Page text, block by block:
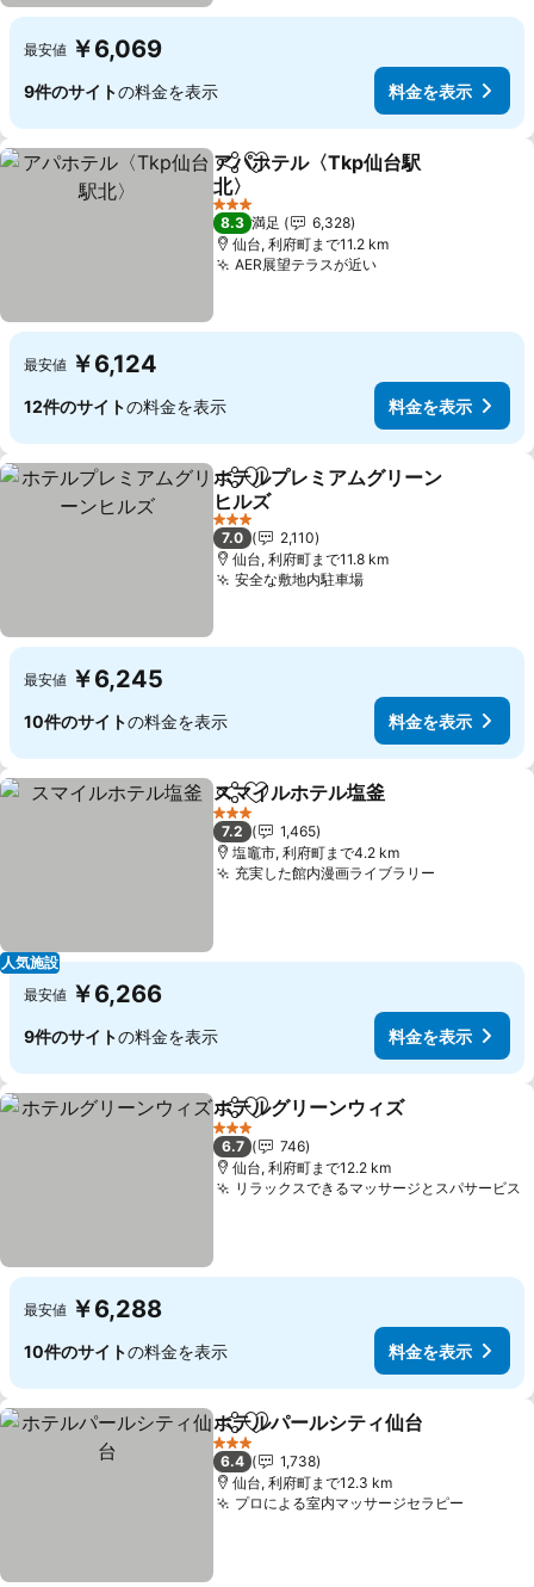
最安値 ￥6,069
9件のサイトの料金を表示 料金を表示
シェアお気に入りに追加
アパホテル〈Tkp仙台駅
北〉
3 ホテルのランク
8.3 満足
6,328
仙台, 利府町まで11.2 km
AER展望テラスが近い
最安値 ￥6,124
12件のサイトの料金を表示 料金を表示
シェアお気に入りに追加
ホテルプレミアムグリーン
ヒルズ
3 ホテルのランク
7.0
2,110
仙台, 利府町まで11.8 km
安全な敷地内駐車場
最安値 ￥6,245
10件のサイトの料金を表示 料金を表示
人気施設
シェアお気に入りに追加
スマイルホテル塩釜
3 ホテルのランク
7.2
1,465
塩竈市, 利府町まで4.2 km
充実した館内漫画ライブラリー
最安値 ￥6,266
9件のサイトの料金を表示 料金を表示
シェアお気に入りに追加
ホテルグリーンウィズ
3 ホテルのランク
6.7
746
仙台, 利府町まで12.2 km
リラックスできるマッサージとスパサービス
最安値 ￥6,288
10件のサイトの料金を表示 料金を表示
シェアお気に入りに追加
ホテルパールシティ仙台
3 ホテルのランク
6.4
1,738
仙台, 利府町まで12.3 km
プロによる室内マッサージセラピー